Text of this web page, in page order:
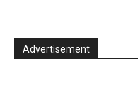
Advertisement